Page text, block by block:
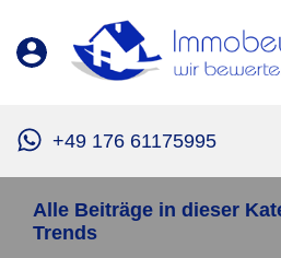
+49 176 61175995
Alle Beiträge in dieser
Trends